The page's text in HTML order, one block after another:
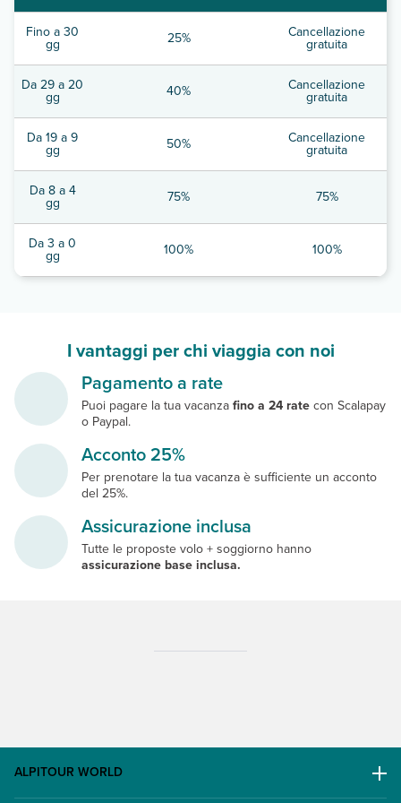
Fino a 30
gg 25% Cancellazione
gratuita
Da 29 a 20
gg 40% Cancellazione
gratuita
Da 19 a 9
gg 50% Cancellazione
gratuita
Da 8 a 4
gg 75% 75%
Da 3 a 0
gg 100% 100%
I vantaggi per chi viaggia con noi
Pagamento a rate
Puoi pagare la tua vacanzafino a 24 ratecon Scalapay
o Paypal.
Acconto 25%
Per prenotare la tua vacanza è sufficiente un acconto
del 25%.
Assicurazione inclusa
Tutte le proposte volo + soggiorno hanno
assicurazione base inclusa.
ALPITOUR WORLD